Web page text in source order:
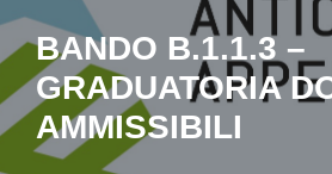
BANDO B.1.1.3 –
GRADUATORIA
AMMISSIBILI